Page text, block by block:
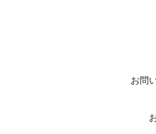
お問